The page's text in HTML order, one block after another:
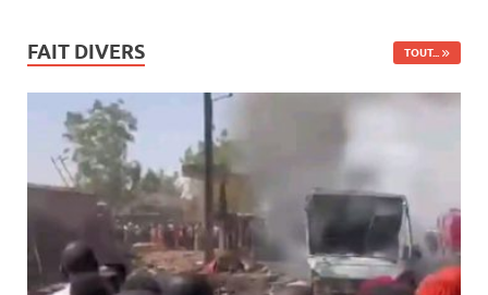
FAIT DIVERS TOUT...